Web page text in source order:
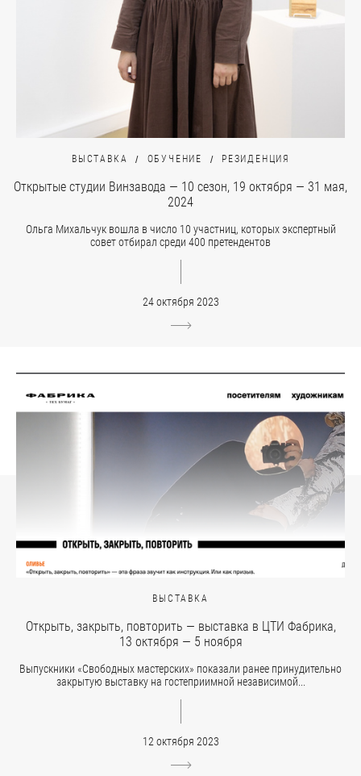
ВЫСТАВКА ОБУЧЕНИЕ РЕЗИДЕНЦИЯ
Открытые студии Винзавода — 10 сезон, 19 октября — 31 мая,
2024
Ольга Михальчук вошла в число 10 участниц, которых экспертный
совет отбирал среди 400 претендентов
24 октября 2023
ВЫСТАВКА
Открыть, закрыть, повторить — выставка в ЦТИ Фабрика,
13 октября — 5 ноября
Выпускники «Свободных мастерских» показали ранее принудительно
закрытую выставку на гостеприимной независимой...
12 октября 2023